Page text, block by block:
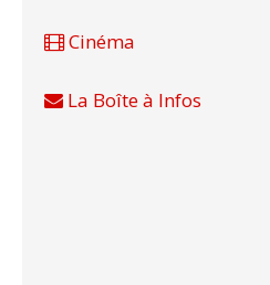
Cinéma
La Boîte à Infos